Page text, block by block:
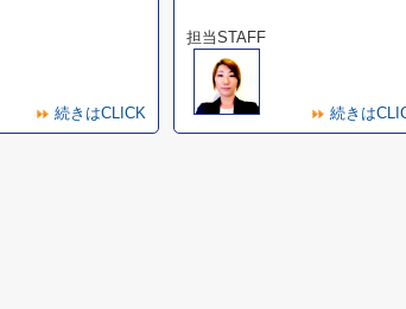
続きはCLICK
担当STAFF
続きは